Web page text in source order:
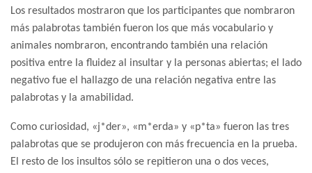
Los resultados mostraron que los participantes que nombraron
más palabrotas también fueron los que más vocabulario y
animales nombraron, encontrando también una relación
positiva entre la fluidez al insultar y la personas abiertas; el lado
negativo fue el hallazgo de una relación negativa entre las
palabrotas y la amabilidad.
Como curiosidad, «j*der», «m*erda» y «p*ta» fueron las tres
palabrotas que se produjeron con más frecuencia en la prueba.
El resto de los insultos sólo se repitieron una o dos veces,